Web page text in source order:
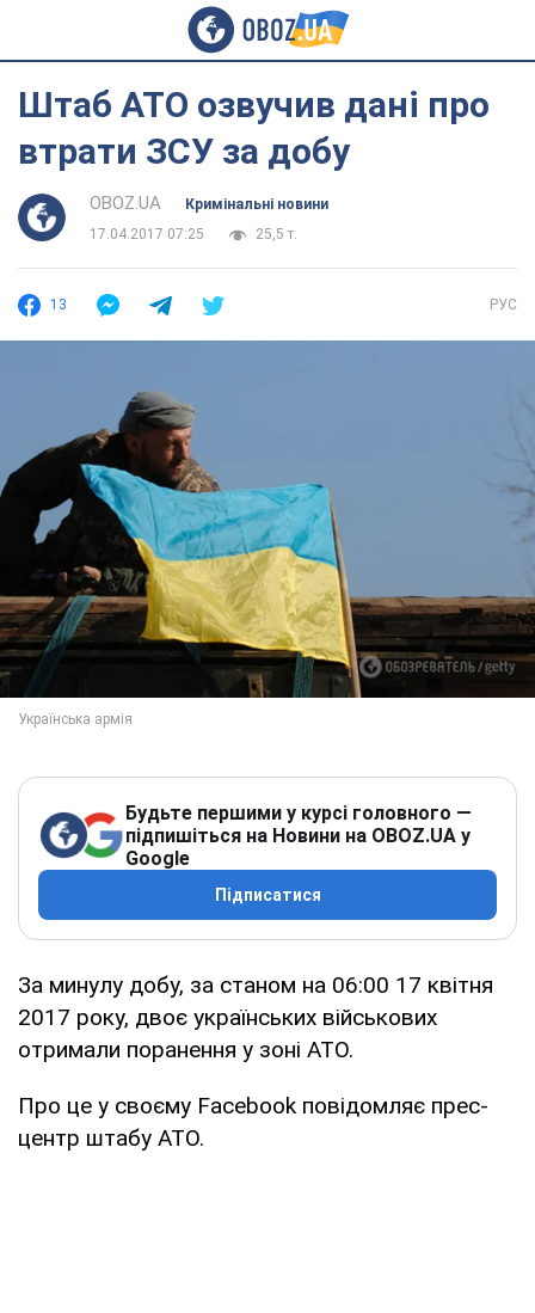
Штаб АТО озвучив дані про
втрати ЗСУ за добу
OBOZ.UA
Кримінальні новини
17.04.2017 07:25
25,5 т.
13 РУС
Будьте першими у курсі головного —
підпишіться на Новини на OBOZ.UA у
Google
Підписатися
За минулу добу, за станом на 06:00 17 квітня
2017 року, двоє українських військових
отримали поранення у зоні АТО.
Про це у своєму Facebook повідомляє прес-
центр штабу АТО.